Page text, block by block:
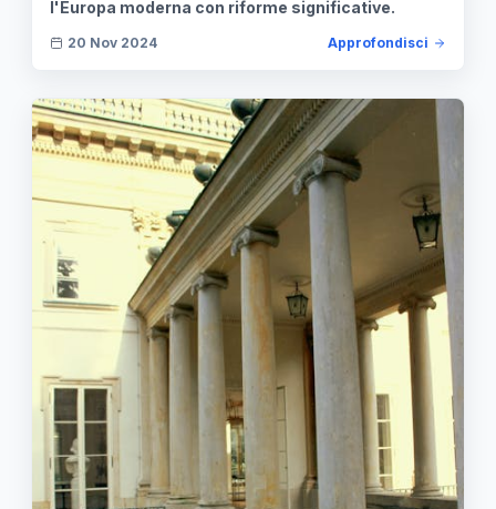
l'Europa moderna con riforme significative.
20 Nov 2024 Approfondisci